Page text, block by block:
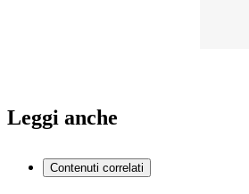
Leggi anche
Contenuti correlati